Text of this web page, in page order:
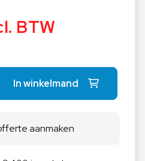
BTW
In winkelmand
aanmaken